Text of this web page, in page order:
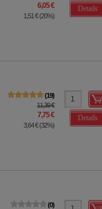
6,05 €
1,51 €(20%)
Details
19
11,39 €
7,75 €
3,64 €(32%)
Details
0